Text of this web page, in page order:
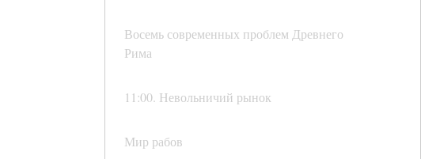
Восемь современных проблем Древнего
Рима
11:00. Невольничий рынок
Мир рабов